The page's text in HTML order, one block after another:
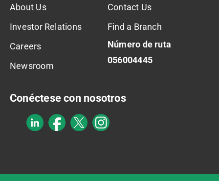
About Us
Investor Relations
Careers
Newsroom
Contact Us
Find a Branch
Número de ruta
056004445
Conéctese con nosotros